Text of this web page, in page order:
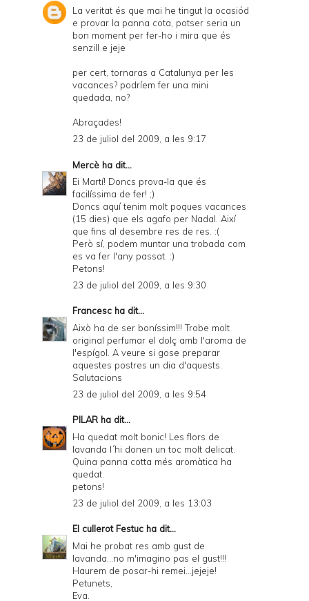
i
e
n
d
y
n
d
P
D
F
La veritat és que mai he tingut la ocasiód
e provar la panna cota, potser seria un
bon moment per fer-ho i mira que és
senzill e jeje
per cert, tornaras a Catalunya per les
vacances? podríem fer una mini
quedada, no?
Abraçades!
23 de juliol del 2009, a les 9:17
Mercè ha dit...
Ei Martí! Doncs prova-la que és
facilíssima de fer! ;)
Doncs aquí tenim molt poques vacances
(15 dies) que els agafo per Nadal. Així
que fins al desembre res de res. :(
Però sí, podem muntar una trobada com
es va fer l'any passat. :)
Petons!
23 de juliol del 2009, a les 9:30
Francesc ha dit...
Això ha de ser boníssim!!! Trobe molt
original perfumar el dolç amb l'aroma de
l'espígol. A veure si gose preparar
aquestes postres un dia d'aquests.
Salutacions
23 de juliol del 2009, a les 9:54
PILAR ha dit...
Ha quedat molt bonic! Les flors de
lavanda l´hi donen un toc molt delicat.
Quina panna cotta més aromàtica ha
quedat.
petons!
23 de juliol del 2009, a les 13:03
El cullerot Festuc ha dit...
Mai he probat res amb gust de
lavanda...no m'imagino pas el gust!!!
Haurem de posar-hi remei...jejeje!
Petunets,
Eva.